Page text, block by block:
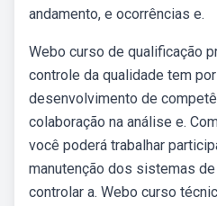
andamento, e ocorrências e.
Webo curso de qualificação
controle da qualidade tem
desenvolvimento de
colaboração na análise e.
você poderá trabalhar
manutenção dos sistemas
controlar a. Webo curso